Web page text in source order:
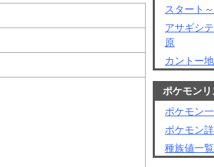
スタート
アサギシ
原
カントー
ポケモンリ
ポケモン
ポケモン
種族値一覧